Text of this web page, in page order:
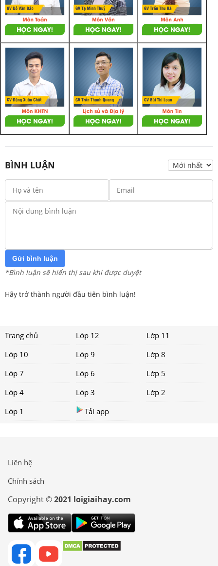
BÌNH LUẬN
Gửi bình luận
*Bình luận sẽ hiển thị sau khi được duyệt
Hãy trở thành người đầu tiên bình luận!
Trang chủ Lớp 12
Lớp 11
Lớp 10
Lớp 9
Lớp 8
Lớp 7
Lớp 6
Lớp 5
Lớp 4
Lớp 3
Lớp 2
Lớp 1
Tải app
Liên hệ
Chính sách
Copyright ©2021 loigiaihay.com